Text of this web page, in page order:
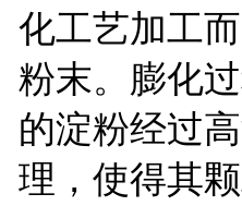
化工艺加工
粉末。膨化
的淀粉经过
理，使得其